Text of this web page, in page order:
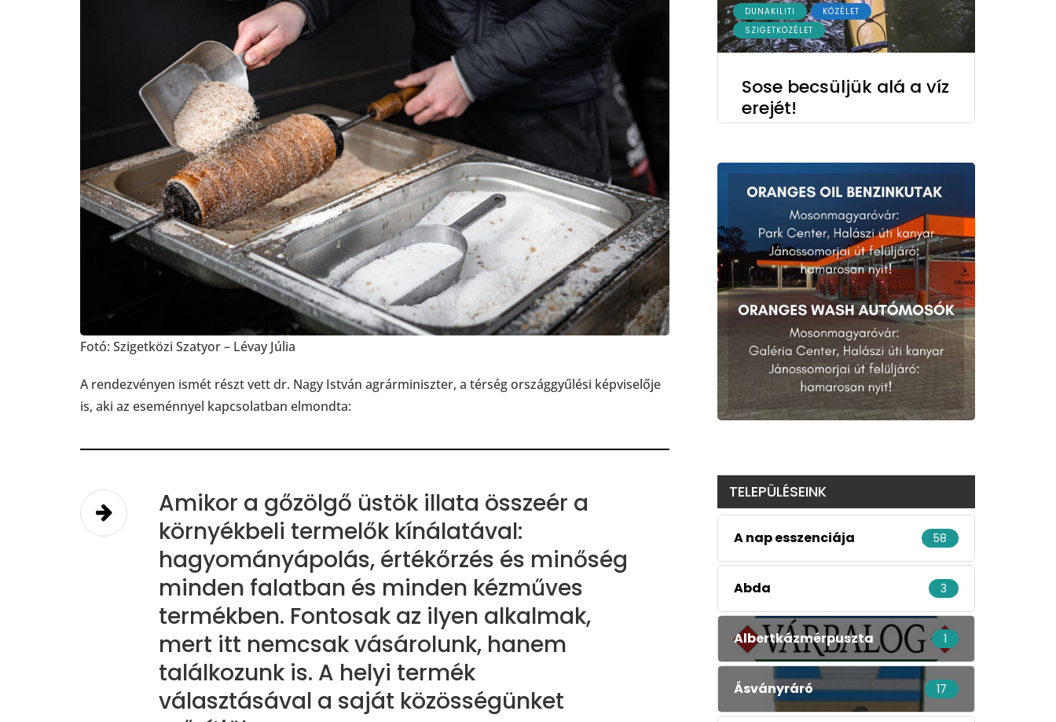
Fotó: Szigetközi Szatyor – Lévay Júlia
A rendezvényen ismét részt vett dr. Nagy István agrárminiszter, a térség országgyűlési képviselője
is, aki az eseménnyel kapcsolatban elmondta:
Amikor a gőzölgő üstök illata összeér a
környékbeli termelők kínálatával:
hagyományápolás, értékőrzés és minőség
minden falatban és minden kézműves
termékben. Fontosak az ilyen alkalmak,
mert itt nemcsak vásárolunk, hanem
találkozunk is. A helyi termék
választásával a saját közösségünket
DUNAKILITI
KÖZÉLET
SZIGETKÖZÉLET
Sose becsüljük alá a víz
erejét!
TELEPÜLÉSEINK
A nap esszenciája 58
Abda 3
Albertkázmérpuszta 1
Ásványráró 17